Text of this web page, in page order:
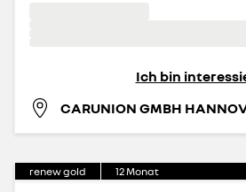
Ich bin
CARUNION GMBH
renew gold 12Monat